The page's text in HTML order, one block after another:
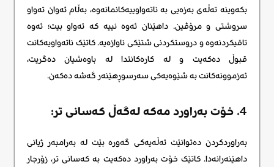
بکەوینە تەڵەی بەزەیی بە ناتەواوییەکانمانەوە، بەڵام ئەوان تەواو
سروشتی و مرۆڤین. داهێنان ئەوە نییە کە تەواو بیت؛ ئەوە
تاقیکردنەوە و دروستکردنی شتێکی ناوازەیە. کاتێک ناتەواویەکانت
قبوڵ دەکەیت و لە کارەکانتدا لە باوەشیان دەگریت،
ئەزموونەکانت بە شێوەیەکی سەرسوڕهێنەر گەشە دەکەن.
4. خۆت بەراورد مەکە لەگەڵ کەسانی تر:
بەراوردکردن دەتوانێت تەڵەیەکی گەورە بێت لە بەرامبەر ژیانی
داهێنەرانەدا. کاتێک خۆت بەراورد دەکەیت بە کەسانی تر، زۆرجار